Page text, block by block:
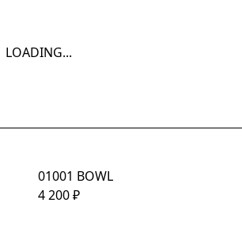
01001 BOWL
4 200₽
LOADING...